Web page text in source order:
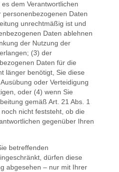
dem Verantwortlichen
Daten
unrechtmäßig ist und
Daten ablehnen
der Nutzung der
(3) der
Daten für die
länger benötigt, Sie diese
oder Verteidigung
oder (4) wenn Sie
gemäß Art. 21 Abs. 1
nicht feststeht, ob die
gegenüber Ihren
betreffenden
dürfen diese
abgesehen – nur mit Ihrer